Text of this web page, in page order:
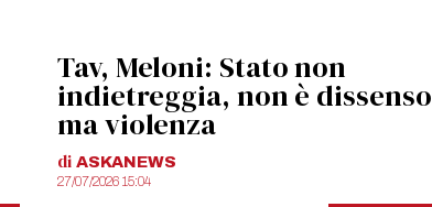
Tav, Meloni: Stato non
indietreggia, non è dissenso
ma violenza
di ASKANEWS
27/07/2026 15:04